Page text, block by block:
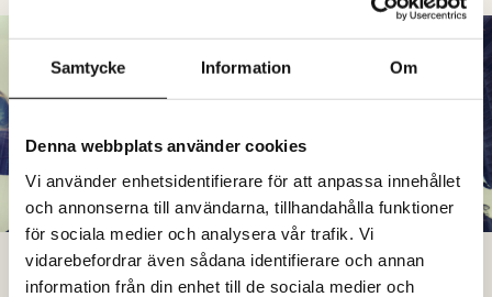
Samtycke Information Om
Denna webbplats använder cookies
Vi använder enhetsidentifierare för att anpassa innehållet
och annonserna till användarna, tillhandahålla funktioner
för sociala medier och analysera vår trafik. Vi
vidarebefordrar även sådana identifierare och annan
information från din enhet till de sociala medier och
WORKSHOP